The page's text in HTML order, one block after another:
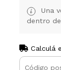
Una
dentro
Calculá